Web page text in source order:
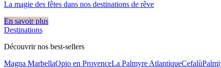
La magie des fêtes dans nos destinations de rêve​
En savoir plus
Destinations
Découvrir nos best-sellers
Magna MarbellaOpio en ProvenceLa Palmyre AtlantiqueCefalù